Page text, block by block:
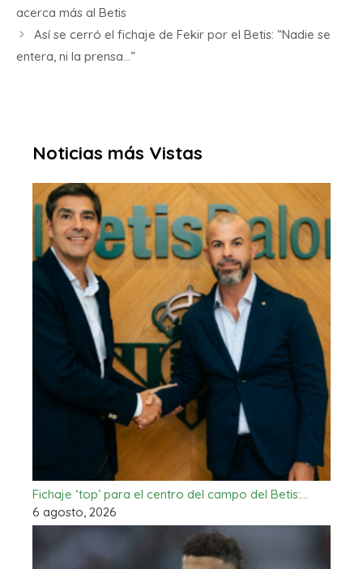
acerca más al Betis
Así se cerró el fichaje de Fekir por el Betis: “Nadie se
entera, ni la prensa…”
Noticias más Vistas
Fichaje ‘top’ para el centro del campo del Betis:…
6 agosto, 2026